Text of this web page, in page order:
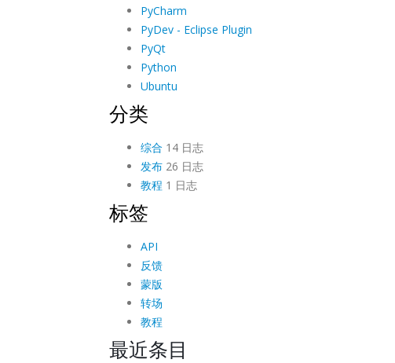
PyCharm
PyDev - Eclipse Plugin
PyQt
Python
Ubuntu
分类
综合 14 日志
发布26 日志
教程 1 日志
标签
API
反馈
蒙版
转场
教程
最近条目